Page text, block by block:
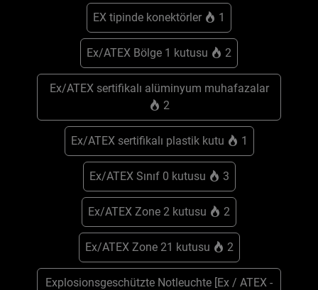
EX tipinde konektörler 1
Ex/ATEX Bölge 1 kutusu 2
Ex/ATEX sertifikalı alüminyum muhafazalar
2
Ex/ATEX sertifikalı plastik kutu 1
Ex/ATEX Sınıf 0 kutusu 3
Ex/ATEX Zone 2 kutusu 2
Ex/ATEX Zone 21 kutusu 2
Explosionsgeschützte Notleuchte [Ex / ATEX -